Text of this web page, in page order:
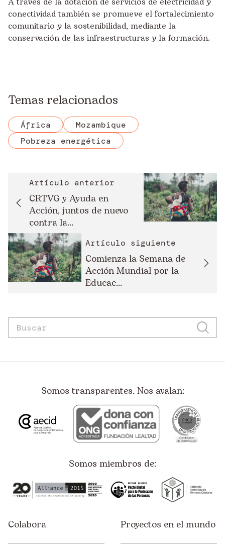
conectividad también se promueve el fortalecimiento
comunitario y la sostenibilidad, mediante la
conservación de las infraestructuras y la formación.
Temas relacionados
África
Mozambique
Pobreza energética
Artículo anterior
CRTVG y Ayuda en
Acción, juntos de nuevo
contra la...
Artículo siguiente
Comienza la Semana de
Acción Mundial por la
Educac...
Somos transparentes. Nos avalan:
Somos miembros de:
Colabora Proyectos en el mundo